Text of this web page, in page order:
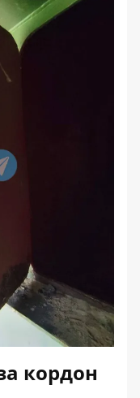
кордон